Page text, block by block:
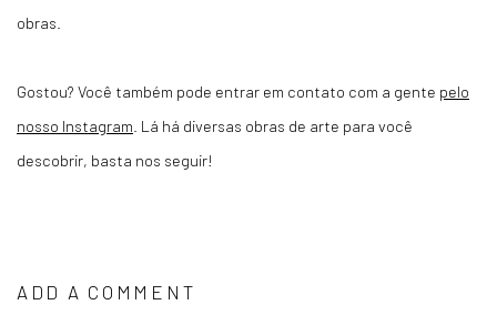
obras.
Gostou? Você também pode entrar em contato com a gente pelo
nosso Instagram . Lá há diversas obras de arte para você
descobrir, basta nos seguir!
ADD A COMMENT